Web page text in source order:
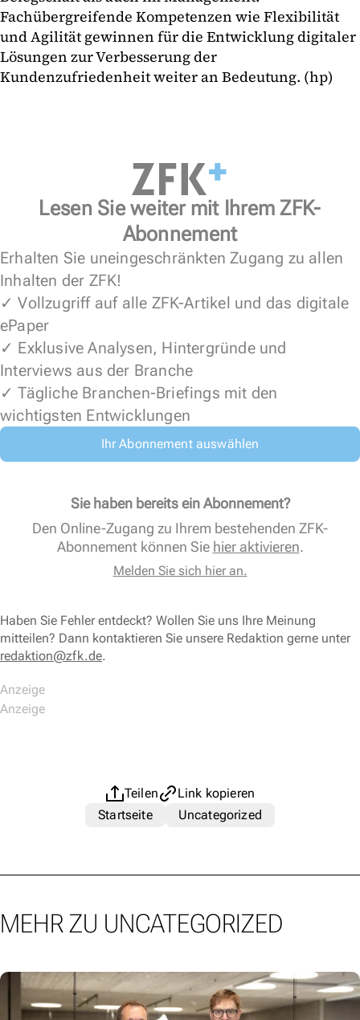
Fachübergreifende Kompetenzen wie Flexibilität
und Agilität gewinnen für die Entwicklung digitaler
Lösungen zur Verbesserung der
Kundenzufriedenheit weiter an Bedeutung. (hp)
Lesen Sie weiter mit Ihrem ZFK-
Abonnement
Erhalten Sie uneingeschränkten Zugang zu allen
Inhalten der ZFK!
✓ Vollzugriff auf alle ZFK-Artikel und das digitale
ePaper
✓ Exklusive Analysen, Hintergründe und
Interviews aus der Branche
✓ Tägliche Branchen-Briefings mit den
wichtigsten Entwicklungen
Ihr Abonnement auswählen
Sie haben bereits ein Abonnement?
Den Online-Zugang zu Ihrem bestehenden ZFK-
Abonnement können Sie hier aktivieren.
Melden Sie sich hier an.
Haben Sie Fehler entdeckt? Wollen Sie uns Ihre Meinung
mitteilen? Dann kontaktieren Sie unsere Redaktion gerne unter
redaktion@zfk.de.
Teilen
Link kopieren
Startseite
Uncategorized
MEHR ZU UNCATEGORIZED